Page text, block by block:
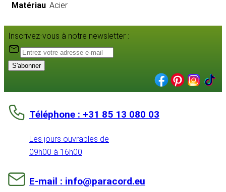
Matériau Acier
Inscrivez-vous à notre newsletter :
S'abonner
Téléphone : +31 85 13 080 03
Les jours ouvrables de
09h00 à 16h00
E-mail : info@paracord.eu